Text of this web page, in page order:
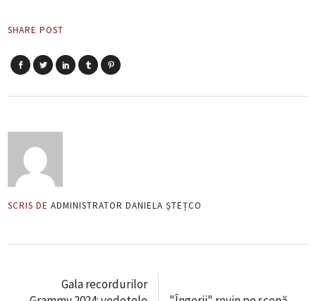
SHARE POST
SCRIS DE ADMINISTRATOR DANIELA ȘTEȚCO
Gala recordurilor